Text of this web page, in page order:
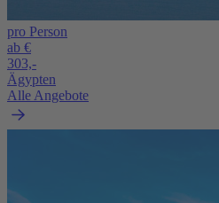
pro Person
ab €
303,-
Ägypten
Alle Angebote